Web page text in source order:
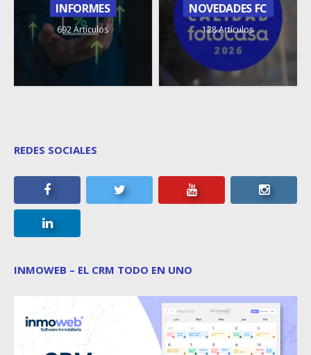
INFORMES
692 Artículos
NOVEDADES FC
128 Artículos
REDES SOCIALES
INMOWEB – EL CRM TODO EN UNO